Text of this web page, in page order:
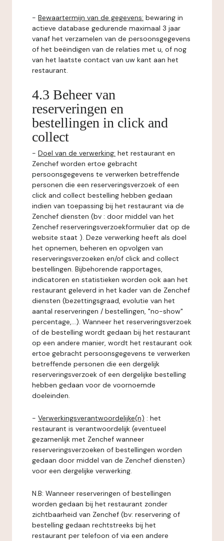
- Bewaartermijn van de gegevens: bewaring in
actieve database gedurende maximaal 3 jaar
vanaf het verzamelen van de persoonsgegevens
of het beëindigen van de relaties met u, of nog
van het laatste contact van uw kant aan het
restaurant.
4.3 Beheer van
reserveringen en
bestellingen in click and
collect
- Doel van de verwerking: het restaurant en
Zenchef worden ertoe gebracht
persoonsgegevens te verwerken betreffende
personen die een reserveringsverzoek of een
click and collect bestelling hebben gedaan
indien van toepassing bij het restaurant via de
Zenchef diensten (bv : door middel van het
Zenchef reserveringsverzoekformulier dat op de
website staat ). Deze verwerking heeft als doel
het opnemen, beheren en opvolgen van
reserveringsverzoeken en/of click and collect
bestellingen. Bijbehorende rapportages,
indicatoren en statistieken worden ook aan het
restaurant geleverd in het kader van de Zenchef
diensten (bezettingsgraad, evolutie van het
aantal reserveringen / bestellingen, "no-show"
percentage,...). Wanneer het reserveringsverzoek
of de bestelling wordt gedaan bij het restaurant
op een andere manier, wordt het restaurant ook
ertoe gebracht persoonsgegevens te verwerken
betreffende personen die een dergelijk
reserveringsverzoek of een dergelijke bestelling
hebben gedaan voor de voornoemde
doeleinden.
- Verwerkingsverantwoordelijke(n) : het
restaurant is verantwoordelijk (eventueel
gezamenlijk met Zenchef wanneer
reserveringsverzoeken of bestellingen worden
gedaan door middel van de Zenchef diensten)
voor een dergelijke verwerking.
N.B: Wanneer reserveringen of bestellingen
worden gedaan bij het restaurant zonder
zichtbaarheid van Zenchef (bv: reservering of
bestelling gedaan rechtstreeks bij het
restaurant per telefoon of via een andere